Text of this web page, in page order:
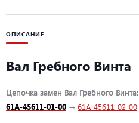
ОПИСАНИЕ
Вал Гребного Винта
Цепочка замен Вал Гребного Винта:
61A-45611-01-00 → 61A-45611-02-00